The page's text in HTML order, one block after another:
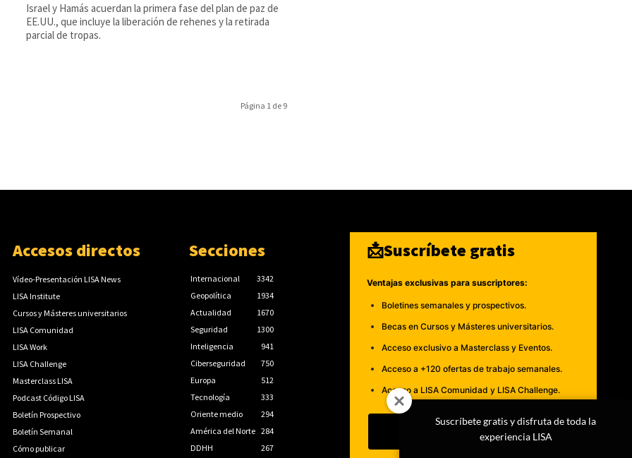
Israel y Hamás acuerdan la primera fase del plan de paz de
EE.UU., que incluye la liberación de rehenes y la retirada
parcial de tropas.
Página 1 de 9
Accesos directos
Vídeo-Presentación LISA News
LISA Institute
Cursos y Másteres universitarios
LISA Comunidad
LISA Work
LISA Challenge
Masterclass LISA
Podcast Código LISA
Boletín Prospectivo
Boletín Semanal
Cómo publicar
Secciones
Internacional
3342
Geopolítica
1934
Actualidad
1670
Seguridad
1300
Inteligencia
941
Ciberseguridad
750
Europa
512
Tecnología
333
Oriente medio
294
América del Norte 284
DDHH
267
📩Suscríbete gratis
Ventajas exclusivas para suscriptores:
Boletines semanales y prospectivos.
Becas en Cursos y Másteres universitarios.
Acceso exclusivo a Masterclass y Eventos.
Acceso a +120 ofertas de trabajo semanales.
Acceso a LISA Comunidad y LISA Challenge.
Suscribirme
Suscríbete gratis y disfruta de toda la
experiencia LISA